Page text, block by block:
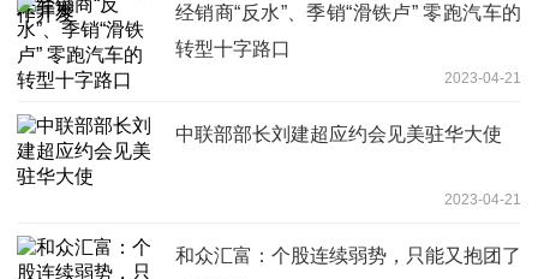
经销商“反水”、季销“滑铁卢” 零跑汽车的
转型十字路口
2023-04-21
中联部部长刘建超应约会见美驻华大使
2023-04-21
和众汇富：个股连续弱势，只能又抱团了